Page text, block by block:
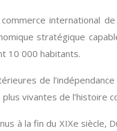
international
stratégique
10 000 habitants.
de
vivantes de l’histoire
à la fin du XIXe